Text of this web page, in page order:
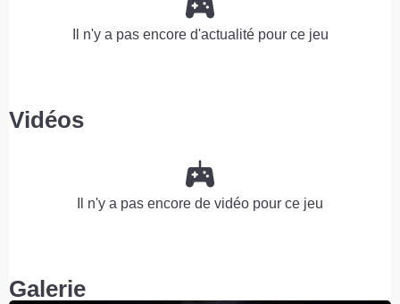
Il n'y a pas encore d'actualité pour ce jeu
Vidéos
Il n'y a pas encore de vidéo pour ce jeu
Galerie